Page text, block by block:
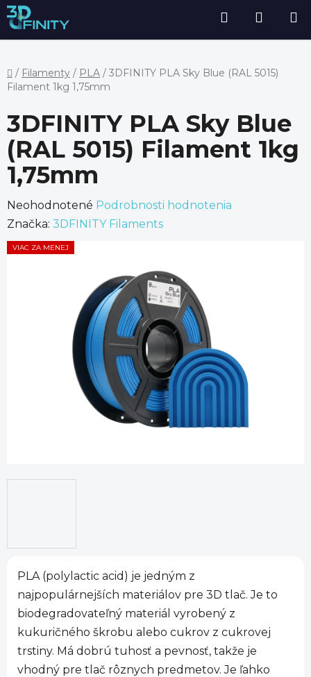
Prejsť
na
obsah
Hľadať
KOŠÍK
Domov
/ Filamenty / PLA / 3DFINITY PLA Sky Blue (RAL 5015)
Filament 1kg 1,75mm
PLA (polylactic acid) je jedným z
najpopulárnejších materiálov pre 3D tlač. Je to
biodegradovateľný materiál vyrobený z
kukuričného škrobu alebo cukrov z cukrovej
trstiny. Má dobrú tuhosť a pevnosť, takže je
vhodný pre tlač rôznych predmetov. Je ľahko
3DFINITY PLA Sky Blue
(RAL 5015) Filament 1kg
1,75mm
Priemerné
hodnotenie
produktu
Neohodnotené Podrobnosti hodnotenia
Značka: 3DFINITY Filaments
VIAC ZA MENEJ